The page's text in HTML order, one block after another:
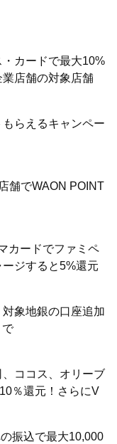
カードで最大10%
店舗の対象店舗
らえるキャンペー
舗でWAON POINT
カードでファミペ
ジすると5%還元
象地銀の口座追加
で
ココス、オリーブ
％還元！さらにV
振込で最大10,000